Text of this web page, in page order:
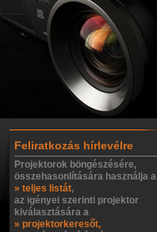
Feliratkozás hírlevélre
Projektorok böngészésére,
összehasonlítására használja a
» teljes listát,
az igényei szerinti projektor
kiválasztására a
» projektorkeresőt,